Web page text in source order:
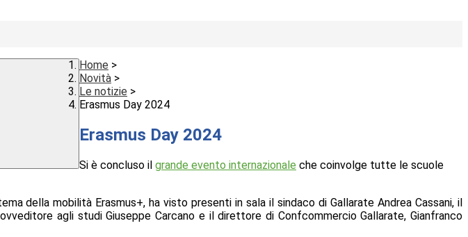
Home >
Novità >
Le notizie >
Erasmus Day 2024
Erasmus Day 2024
Si è concluso il grande evento internazionale che coinvolge tutte le scuole
dellamobilità Erasmus+, ha visto presenti in sala ilsindaco di Gallarate Andrea Cassani, il
agli studiGiuseppe Carcano e il direttore di Confcommercio Gallarate,Gianfranco